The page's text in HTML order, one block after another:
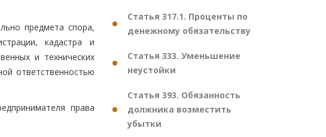
предмета спора,
кадастра и
и технических
ответственностью
права
Статья 317.1. Проценты по
денежному обязательству
Статья 333. Уменьшение
неустойки
Статья 393. Обязанность
должника возместить
убытки